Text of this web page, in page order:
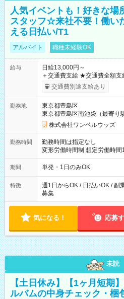
人気イベントも！好きな場
スタッフ☆来社不要！働い
える日払い/T1
アルバイト 職種未経験OK
給与
日給13,000円～
＋交通費支給 ★交通費全額支給！ ┗案件により規定あり ★日払
いOK！（規定あり） ┗働い
ンビニATMから 日払い分を引き落とせ
交通費別途支給あり
勤務地
東京都豊島区
東京都豊島区南池袋（最寄り
株式会社ワンベルウッズ
勤務時間
勤務時間は指定なし
変形労働時間制 想定労働時間160時間/月 【シ
～21：00
期間 単発・1日のみOK
特徴
週1日からOK / 日払いOK / 副
募集
気になる！ 応募
未読
【土日休み】【1ヶ月短期
ルバムの中身チェック・梱